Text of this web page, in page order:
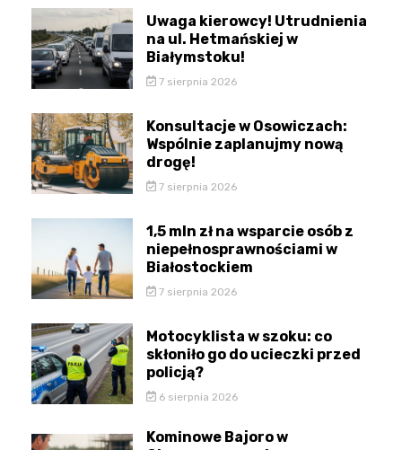
Uwaga kierowcy! Utrudnienia
na ul. Hetmańskiej w
Białymstoku!
7 sierpnia 2026
Konsultacje w Osowiczach:
Wspólnie zaplanujmy nową
drogę!
7 sierpnia 2026
1,5 mln zł na wsparcie osób z
niepełnosprawnościami w
Białostockiem
7 sierpnia 2026
Motocyklista w szoku: co
skłoniło go do ucieczki przed
policją?
6 sierpnia 2026
Kominowe Bajoro w